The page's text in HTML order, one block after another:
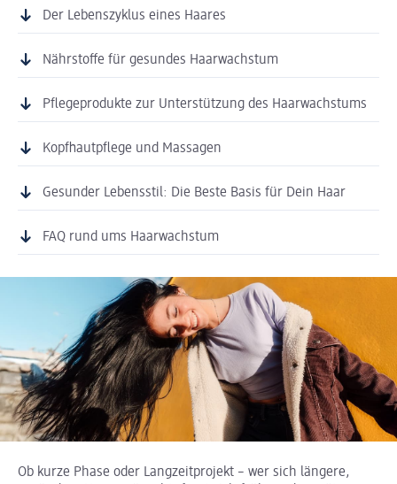
Der Lebenszyklus eines Haares
Nährstoffe für gesundes Haarwachstum
Pflegeprodukte zur Unterstützung des Haarwachstums
Kopfhautpflege und Massagen
Gesunder Lebensstil: Die Beste Basis für Dein Haar
FAQ rund ums Haarwachstum
Ob kurze Phase oder Langzeitprojekt – wer sich längere,